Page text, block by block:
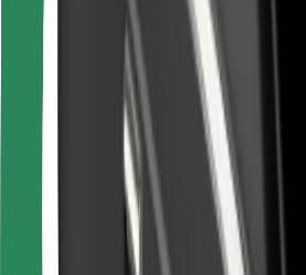
Para repartidores
Para propietarios de flota
Para restaurantes
Bolt para empresas
Proveedores